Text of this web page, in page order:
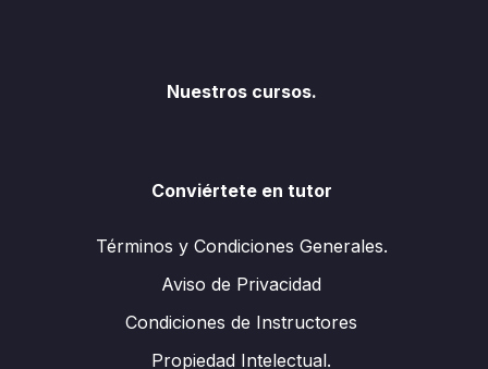
Nuestros cursos.
Conviértete en tutor
Términos y Condiciones Generales.
Aviso de Privacidad
Condiciones de Instructores
Propiedad Intelectual.